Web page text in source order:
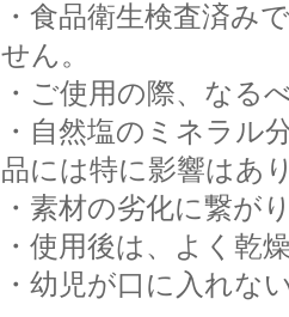
・食品衛生検査済み
せん。
・ご使用の際、なる
・自然塩のミネラル
品には特に影響はあ
・素材の劣化に繋が
・使用後は、よく乾
・幼児が口に入れな